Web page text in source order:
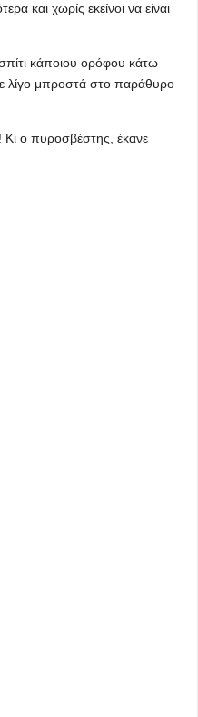
και χωρίς εκείνοι να είναι
κάποιου ορόφου κάτω
λίγο μπροστά στο παράθυρο
ο πυροσβέστης, έκανε